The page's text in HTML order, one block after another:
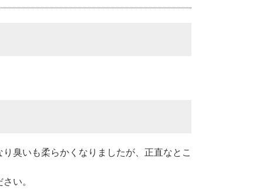
臭いも柔らかくなりましたが、正直なとこ
い。